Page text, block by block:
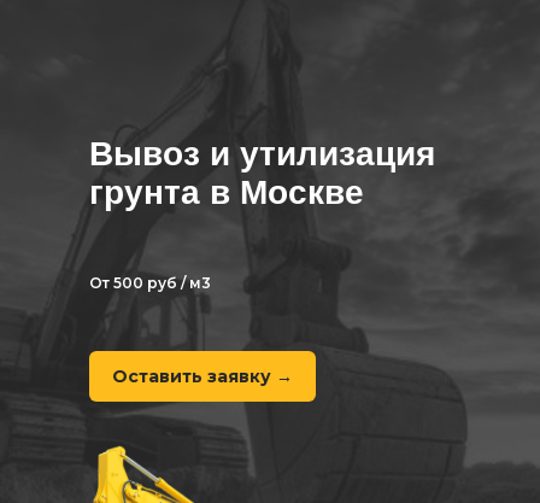
Вывоз и утилизация
грунта в Москве
От 500 руб / м3
Оставить заявку →